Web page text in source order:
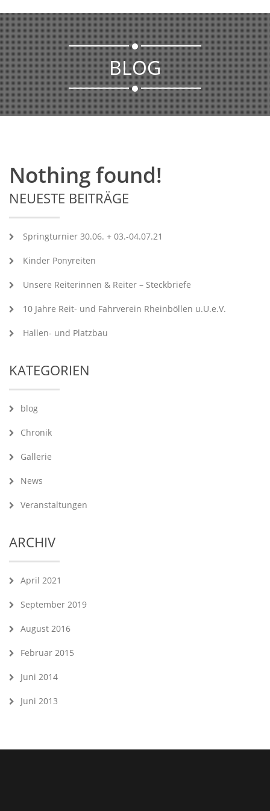
BLOG
Nothing found!
NEUESTE BEITRÄGE
Springturnier 30.06. + 03.-04.07.21
Kinder Ponyreiten
Unsere Reiterinnen & Reiter – Steckbriefe
10 Jahre Reit- und Fahrverein Rheinböllen u.U.e.V.
Hallen- und Platzbau
KATEGORIEN
blog
Chronik
Gallerie
News
Veranstaltungen
ARCHIV
April 2021
September 2019
August 2016
Februar 2015
Juni 2014
Juni 2013